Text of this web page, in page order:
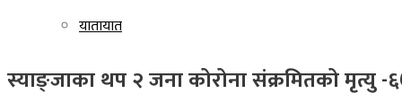
यातायात
स्याङ्जाका थप २ जना कोरोना संक्रमितको मृत्यु -